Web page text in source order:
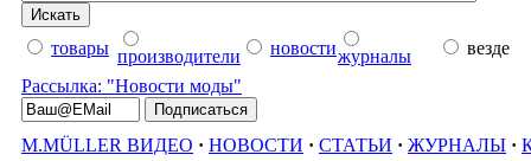
товары производители новостижурналы
везде
Рассылка: "Новости моды"
M.MÜLLER ВИДЕО · НОВОСТИ · СТАТЬИ · ЖУРНАЛЫ ·